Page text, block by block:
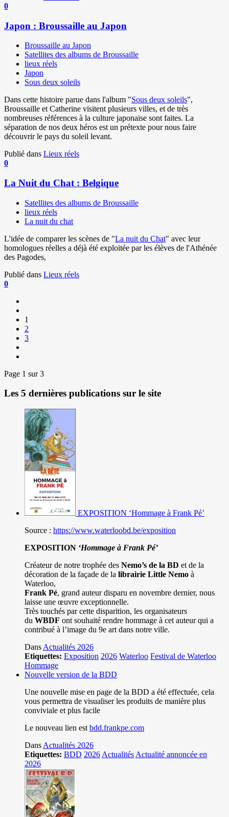
0
Japon : Broussaille au Japon
Broussaille au Japon
Satellites des albums de Broussaille
lieux réels
Japon
Sous deux soleils
Dans cette histoire parue dans l'album "Sous deux soleils",
Broussaille et Catherine visitent plusieurs villes, et de très
nombreuses références à la culture japonaise sont faites. La
séparation de nos deux héros est un prétexte pour nous faire
découvrir le pays du soleil levant.
Publié dans Lieux réels
0
La Nuit du Chat : Belgique
Satellites des albums de Broussaille
lieux réels
La nuit du chat
L'idée de comparer les scènes de "La nuit du Chat" avec leur
homologues réelles a déjà été exploitée par les élèves de l'Athénée
des Pagodes,
Publié dans Lieux réels
0
1
2
3
Page 1 sur 3
Les 5 dernières publications sur le site
EXPOSITION ‘Hommage à Frank Pé’
Source : https://www.waterloobd.be/exposition
EXPOSITION ‘Hommage à Frank Pé’
Créateur de notre trophée des Nemo’s de la BD et de la
décoration de la façade de la librairie Little Nemo à
Waterloo,
Frank Pé, grand auteur disparu en novembre dernier, nous
laisse une œuvre exceptionnelle.
Très touchés par cette disparition, les organisateurs
du WBDF ont souhaité rendre hommage à cet auteur qui a
contribué à l’image du 9e art dans notre ville.
Dans Actualités 2026
Etiquettes: Exposition 2026 Waterloo Festival de Waterloo
Hommage
Nouvelle version de la BDD
Une nouvelle mise en page de la BDD a été effectuée, cela
vous permettra de visualiser les produits de manière plus
conviviale et plus facile
Le nouveau lien est bdd.frankpe.com
Dans Actualités 2026
Etiquettes: BDD 2026 Actualités Actualité annoncée en
2026